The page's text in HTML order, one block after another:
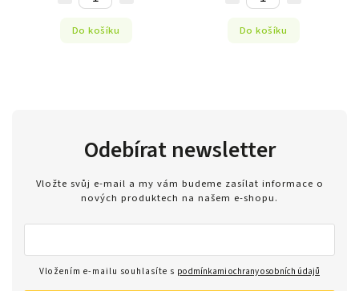
Do košíku Do košíku
Odebírat newsletter
Vložte svůj e-mail a my vám budeme zasílat informace o
nových produktech na našem e-shopu.
Vložením e-mailu souhlasíte s podmínkami ochrany osobních údajů